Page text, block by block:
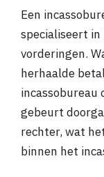
Een
specialiseert
vorderingen.
herhaalde
incassobureau
gebeurt
rechter, wat
binnen het